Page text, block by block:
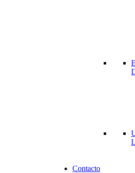
Contacto